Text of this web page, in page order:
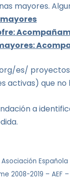
mayores.
es/
activas) que
a
2008-2019 – AEF